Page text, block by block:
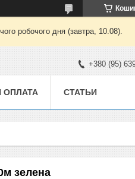
робочого дня (завтра, 10.08).
+380 (95)
ОПЛАТА СТАТЬИ
зелена